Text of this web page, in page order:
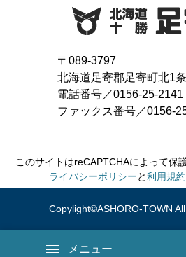
2019年02月
2019年01月
2018年03月
2018年01月
2017年04月
2017年02月
2017年01月
2016年05月
2016年04月
2016年03月
〒089-3797
北海道足寄郡足寄町北1
電話番号／0156-25-2141
ファックス番号／0156-
このサイトはreCAPTCHAによって保
ライバシーポリシーと利用規約
Copylight©ASHORO-TOWN
メニュー